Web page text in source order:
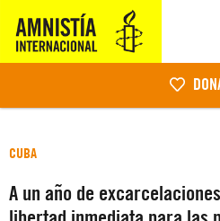
CUBA
A un año de